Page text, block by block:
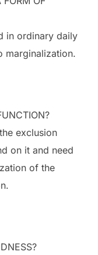
in ordinary daily
marginalization.
exclusion
on it and need
of the